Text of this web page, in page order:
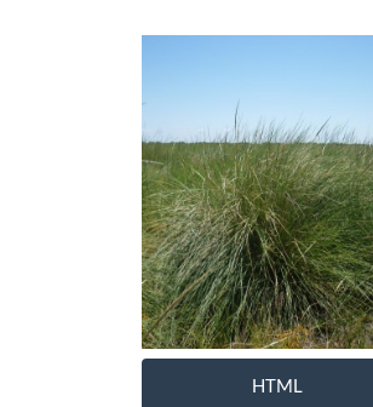
lateral
del
artículo
HTML